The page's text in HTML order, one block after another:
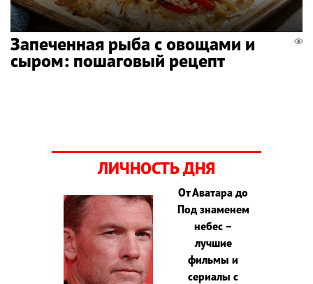
Запеченная рыба с овощами и
сыром: пошаговый рецепт
ЛИЧНОСТЬ ДНЯ
От Аватара до
Под знаменем
небес –
лучшие
фильмы и
сериалы с